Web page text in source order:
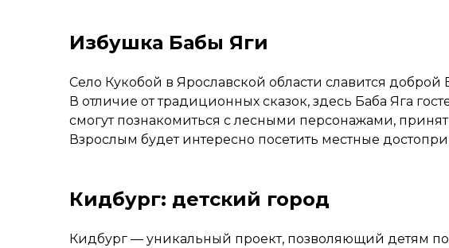
Избушка Бабы Яги
Село Кукобой в Ярославской области славится
В отличие от традиционных сказок, здесь Баба Яга
смогут познакомиться с лесными персонажами,
Взрослым будет интересно посетить местные
Кидбург: детский город
Кидбург — уникальный проект, позволяющий детям